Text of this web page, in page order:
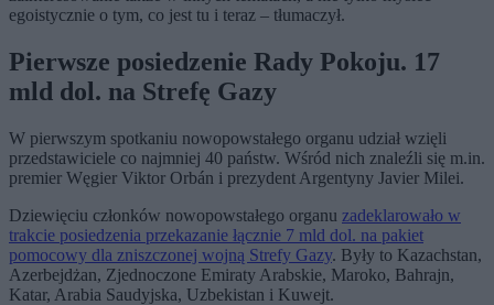
egoistycznie o tym, co jest tu i teraz – tłumaczył.
Pierwsze posiedzenie Rady Pokoju. 17
mld dol. na Strefę Gazy
W pierwszym spotkaniu nowopowstałego organu udział wzięli
przedstawiciele co najmniej 40 państw. Wśród nich znaleźli się m.in.
premier Węgier Viktor Orbán i prezydent Argentyny Javier Milei.
Dziewięciu członków nowopowstałego organu zadeklarowało w
trakcie posiedzenia przekazanie łącznie 7 mld dol. na pakiet
pomocowy dla zniszczonej wojną Strefy Gazy. Były to Kazachstan,
Azerbejdżan, Zjednoczone Emiraty Arabskie, Maroko, Bahrajn,
Katar, Arabia Saudyjska, Uzbekistan i Kuwejt.